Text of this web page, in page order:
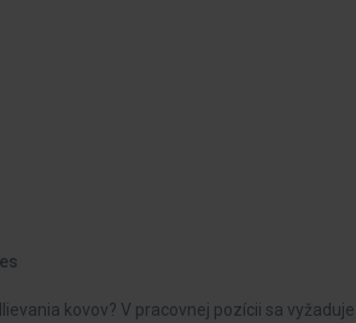
kovov? V pracovnej pozícii sa